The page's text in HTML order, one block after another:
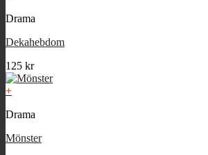
Drama
Dekahebdom
125 kr
+
Drama
Mönster